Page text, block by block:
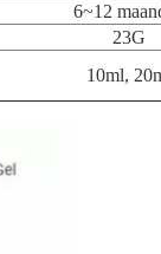
6~12
23G
10ml,